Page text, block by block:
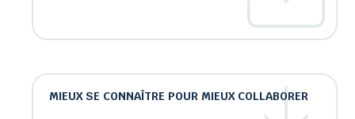
MIEUX SE CONNAÎTRE POUR MIEUX COLLABORER